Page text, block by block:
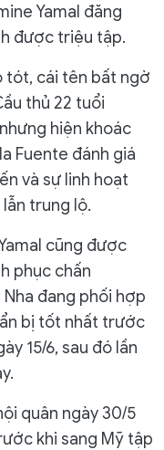
Yamal đăng
được triệu tập.
tót, cái tên bất ngờ
thủ 22 tuổi
hiện khoác
Fuente đánh giá
và sự linh hoạt
trung lộ.
cũng được
phục chấn
Nha đang phối hợp
bị tốt nhất trước
15/6, sau đó lần
quân ngày 30/5
khi sang Mỹ tập